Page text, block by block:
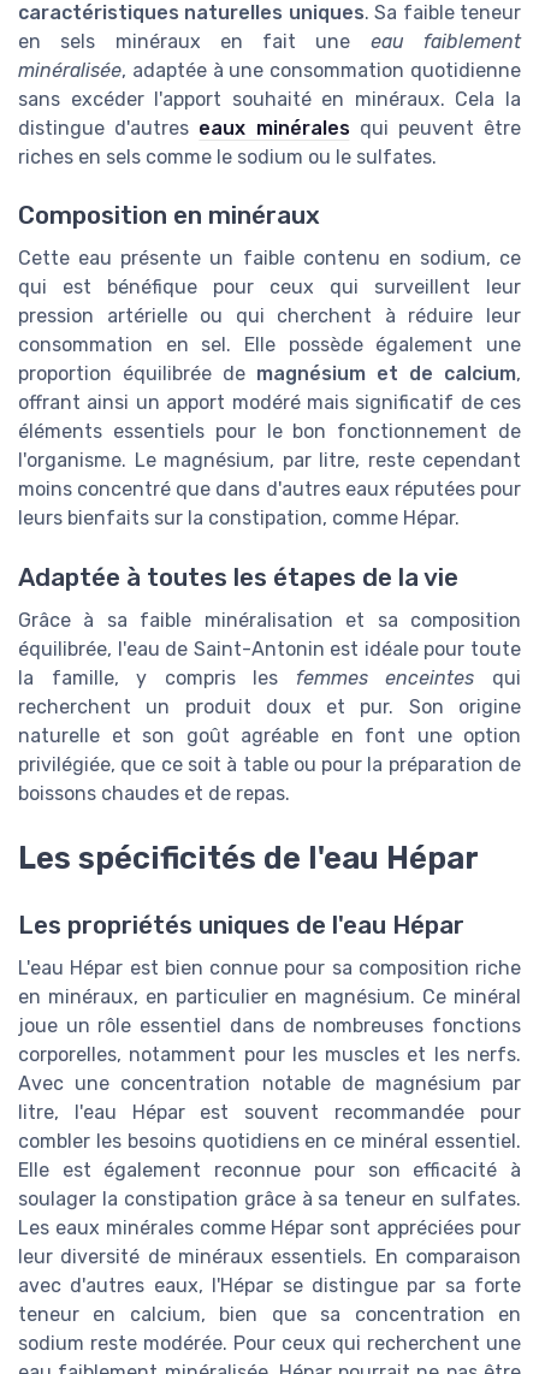
caractéristiques naturelles uniques. Sa faible teneur
en sels minéraux en fait une eau faiblement
minéralisée, adaptée à une consommation quotidienne
sans excéder l'apport souhaité en minéraux. Cela la
distingue d'autres eaux minéralesqui peuvent être
riches en sels comme le sodium ou le sulfates.
Composition en minéraux
Cette eau présente un faible contenu en sodium, ce
qui est bénéfique pour ceux qui surveillent leur
pression artérielle ou qui cherchent à réduire leur
consommation en sel. Elle possède également une
proportion équilibrée de magnésium et de calcium,
offrant ainsi un apport modéré mais significatif de ces
éléments essentiels pour le bon fonctionnement de
l'organisme. Le magnésium, par litre, reste cependant
moins concentré que dans d'autres eaux réputées pour
leurs bienfaits sur la constipation, comme Hépar.
Adaptée à toutes les étapes de la vie
Grâce à sa faible minéralisation et sa composition
équilibrée, l'eau de Saint-Antonin est idéale pour toute
la famille, y compris les femmes enceintes qui
recherchent un produit doux et pur. Son origine
naturelle et son goût agréable en font une option
privilégiée, que ce soit à table ou pour la préparation de
boissons chaudes et de repas.
Les spécificités de l'eau Hépar
Les propriétés uniques de l'eau Hépar
L'eau Hépar est bien connue pour sa composition riche
en minéraux, en particulier en magnésium. Ce minéral
joue un rôle essentiel dans de nombreuses fonctions
corporelles, notamment pour les muscles et les nerfs.
Avec une concentration notable de magnésium par
litre, l'eau Hépar est souvent recommandée pour
combler les besoins quotidiens en ce minéral essentiel.
Elle est également reconnue pour son efficacité à
soulager la constipation grâce à sa teneur en sulfates.
Les eaux minérales comme Hépar sont appréciées pour
leur diversité de minéraux essentiels. En comparaison
avec d'autres eaux, l'Hépar se distingue par sa forte
teneur en calcium, bien que sa concentration en
sodium reste modérée. Pour ceux qui recherchent une